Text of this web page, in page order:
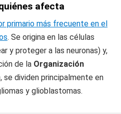
afecta
primario más frecuente en el
. Se origina en las células
y proteger a las neuronas) y,
de la Organización
se dividen principalmente en
y glioblastomas.